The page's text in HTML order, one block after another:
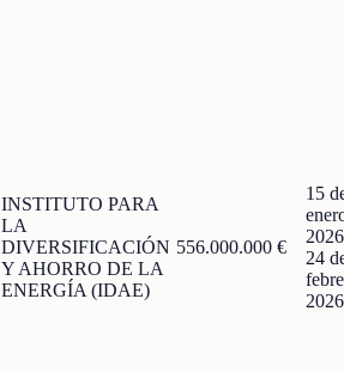
INSTITUTO PARA
LA
DIVERSIFICACIÓN
Y AHORRO DE LA
ENERGÍA (IDAE)
556.000.000 €
15
2026
24
2026